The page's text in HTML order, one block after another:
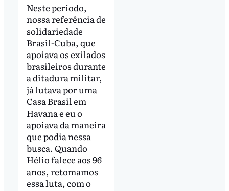
Neste período,
nossa referência de
solidariedade
Brasil-Cuba, que
apoiava os exilados
brasileiros durante
a ditadura militar,
já lutava por uma
Casa Brasil em
Havana e eu o
apoiava da maneira
que podia nessa
busca. Quando
Hélio falece aos 96
anos, retomamos
essa luta, com o